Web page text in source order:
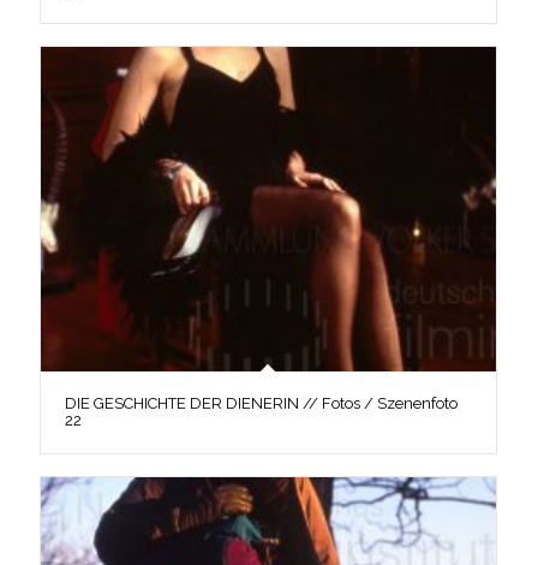
DIE GESCHICHTE DER DIENERIN // Fotos / Szenenfoto
22